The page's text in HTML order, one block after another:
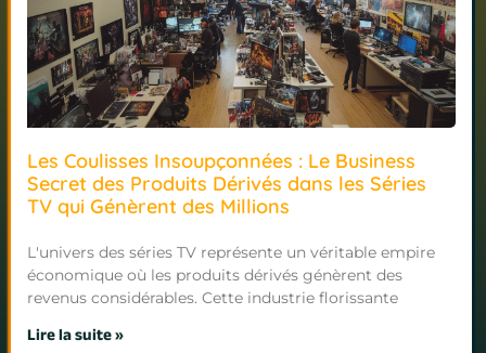
Les Coulisses Insoupçonnées : Le Business
Secret des Produits Dérivés dans les Séries
TV qui Génèrent des Millions
L'univers des séries TV représente un véritable empire
économique où les produits dérivés génèrent des
revenus considérables. Cette industrie florissante
Lire la suite »